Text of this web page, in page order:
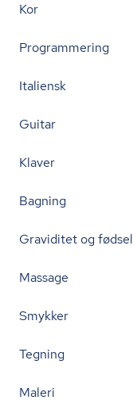
Kor
Programmering
Italiensk
Guitar
Klaver
Bagning
Graviditet og fødsel
Massage
Smykker
Tegning
Maleri